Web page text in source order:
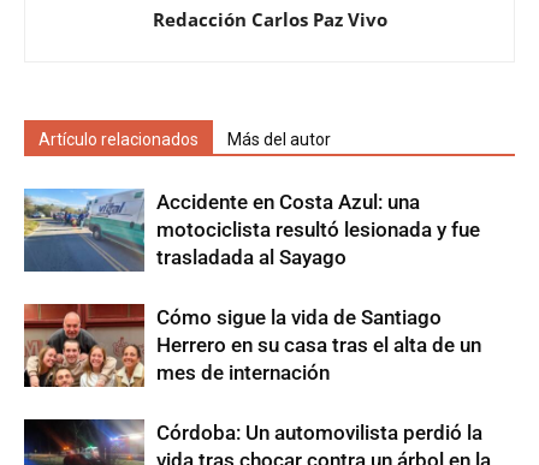
Redacción Carlos Paz Vivo
Artículo relacionados Más del autor
Accidente en Costa Azul: una
motociclista resultó lesionada y fue
trasladada al Sayago
Cómo sigue la vida de Santiago
Herrero en su casa tras el alta de un
mes de internación
Córdoba: Un automovilista perdió la
vida tras chocar contra un árbol en la